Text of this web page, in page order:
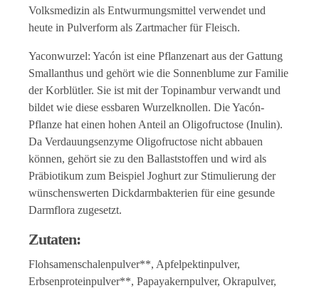
Volksmedizin als Entwurmungsmittel verwendet und
heute in Pulverform als Zartmacher für Fleisch.
Yaconwurzel: Yacón ist eine Pflanzenart aus der Gattung
Smallanthus und gehört wie die Sonnenblume zur Familie
der Korblütler. Sie ist mit der Topinambur verwandt und
bildet wie diese essbaren Wurzelknollen. Die Yacón-
Pflanze hat einen hohen Anteil an Oligofructose (Inulin).
Da Verdauungsenzyme Oligofructose nicht abbauen
können, gehört sie zu den Ballaststoffen und wird als
Präbiotikum zum Beispiel Joghurt zur Stimulierung der
wünschenswerten Dickdarmbakterien für eine gesunde
Darmflora zugesetzt.
Zutaten:
Flohsamenschalenpulver**, Apfelpektinpulver,
Erbsenproteinpulver**, Papayakernpulver, Okrapulver,